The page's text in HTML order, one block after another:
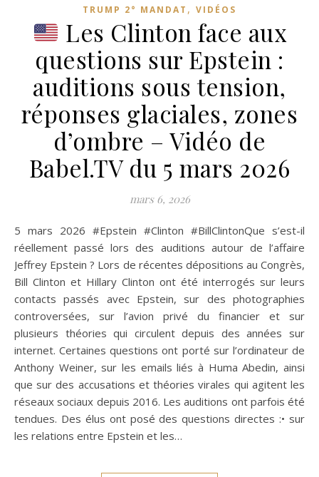
TRUMP 2° MANDAT , VIDÉOS
Les Clinton face aux
questions sur Epstein :
auditions sous tension,
réponses glaciales, zones
d’ombre – Vidéo de
Babel.TV du 5 mars 2026
mars 6, 2026
5 mars 2026 #Epstein #Clinton #BillClintonQue s’est-il
réellement passé lors des auditions autour de l’affaire
Jeffrey Epstein ? Lors de récentes dépositions au Congrès,
Bill Clinton et Hillary Clinton ont été interrogés sur leurs
contacts passés avec Epstein, sur des photographies
controversées, sur l’avion privé du financier et sur
plusieurs théories qui circulent depuis des années sur
internet. Certaines questions ont porté sur l’ordinateur de
Anthony Weiner, sur les emails liés à Huma Abedin, ainsi
que sur des accusations et théories virales qui agitent les
réseaux sociaux depuis 2016. Les auditions ont parfois été
tendues. Des élus ont posé des questions directes :• sur
les relations entre Epstein et les…